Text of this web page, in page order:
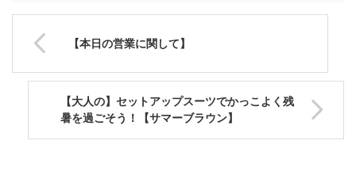
【本日の営業に関して】
【大人の】セットアップスーツでかっこよく残
暑を過ごそう！【サマーブラウン】